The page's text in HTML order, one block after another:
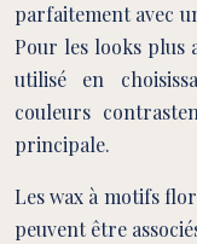
parfaitement avec
Pour les looks plus
utilisé en
couleurs
principale.
Les wax à motifs
peuvent être